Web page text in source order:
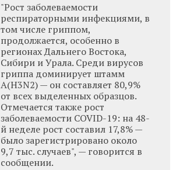
"Рост заболеваемости
респираторными инфекциями, в
том числе гриппом,
продолжается, особенно в
регионах Дальнего Востока,
Сибири и Урала. Среди вирусов
гриппа доминирует штамм
A(H3N2) — он составляет 80,9%
от всех выделенных образцов.
Отмечается также рост
заболеваемости COVID-19: на 48-
й неделе рост составил 17,8% —
было зарегистрировано около
9,7 тыс. случаев", — говорится в
сообщении.